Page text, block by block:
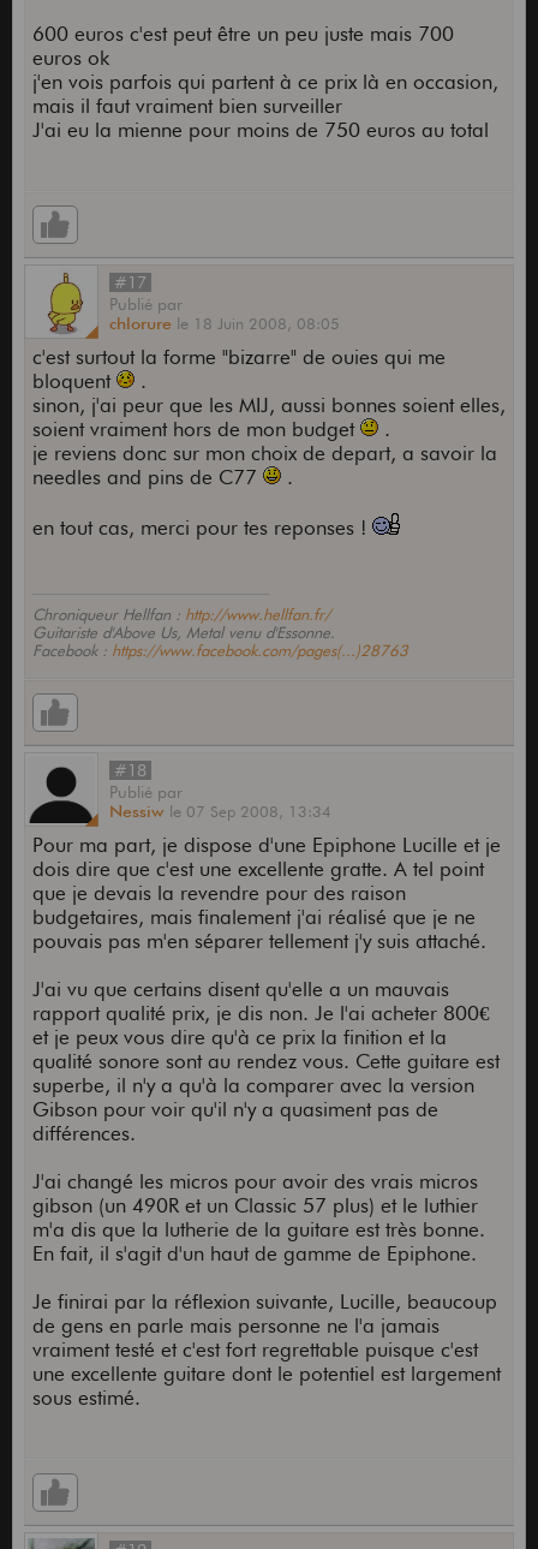
600 euros c'est peut être un peu juste mais 700
euros ok
j'en vois parfois qui partent à ce prix là en occasion,
mais il faut vraiment bien surveiller
J'ai eu la mienne pour moins de 750 euros au total
#17
Publié par
chlorure le 18 Juin 2008, 08:05
c'est surtout la forme "bizarre" de ouies qui me
bloquent
.
sinon, j'ai peur que les MIJ, aussi bonnes soient elles,
soient vraiment hors de mon budget
.
je reviens donc sur mon choix de depart, a savoir la
needles and pins de C77
.
en tout cas, merci pour tes reponses !
Chroniqueur Hellfan : http://www.hellfan.fr/
Guitariste d'Above Us, Metal venu d'Essonne.
Facebook : https://www.facebook.com/pages(...)28763
#18
Publié par
Nessiw le 07 Sep 2008, 13:34
Pour ma part, je dispose d'une Epiphone Lucille et je
dois dire que c'est une excellente gratte. A tel point
que je devais la revendre pour des raison
budgetaires, mais finalement j'ai réalisé que je ne
pouvais pas m'en séparer tellement j'y suis attaché.
J'ai vu que certains disent qu'elle a un mauvais
rapport qualité prix, je dis non. Je l'ai acheter 800€
et je peux vous dire qu'à ce prix la finition et la
qualité sonore sont au rendez vous. Cette guitare est
superbe, il n'y a qu'à la comparer avec la version
Gibson pour voir qu'il n'y a quasiment pas de
différences.
J'ai changé les micros pour avoir des vrais micros
gibson (un 490R et un Classic 57 plus) et le luthier
m'a dis que la lutherie de la guitare est très bonne.
En fait, il s'agit d'un haut de gamme de Epiphone.
Je finirai par la réflexion suivante, Lucille, beaucoup
de gens en parle mais personne ne l'a jamais
vraiment testé et c'est fort regrettable puisque c'est
une excellente guitare dont le potentiel est largement
sous estimé.